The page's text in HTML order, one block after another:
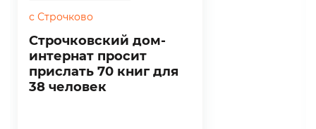
с Строчково
Строчковский дом-
интернат просит
прислать 70 книг для
38 человек